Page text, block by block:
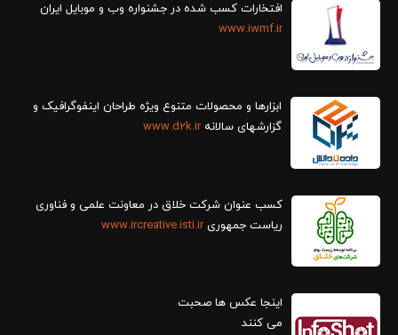
افتخارات کسب شده در جشنواره وب و موبایل ایران
www.iwmf.ir
ابزارها و محصولات متنوع ویژه طراحان اینفوگرافیک و
گزارش‎های سالانه
www.d2k.ir
کسب عنوان شرکت خلاق در معاونت علمی و فناوری
ریاست جمهوریwww.ircreative.isti.ir
اینجا عکس ها صحبت
می کنند